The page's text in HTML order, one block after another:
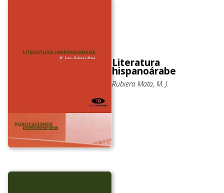
Literatura
hispanoárabe
Rubiera Mata, M. J.